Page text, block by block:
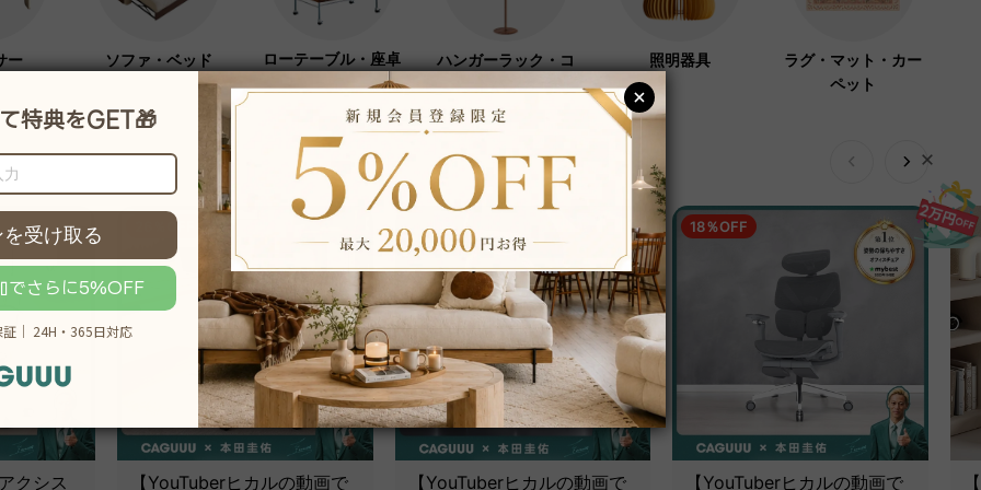
ー ソファ・ベッド ローテーブル・座卓
ハンガーラック・コ
ートハンガー
照明器具
ラグ・マット・カー
ペット
クシス
26％OFF
【YouTuberヒカルの動画で 【YouTuberヒカルの動画で
18％OFF
【YouTuberヒカルの動画で